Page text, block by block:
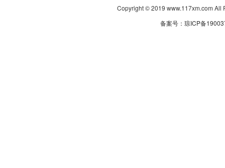
Copyright © 2019 www.117xm.com All
备案号：琼ICP备